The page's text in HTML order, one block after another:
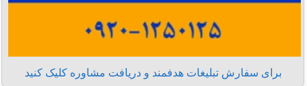
برای سفارش تبلیغات هدفمند و دریافت مشاوره کلیک کنید